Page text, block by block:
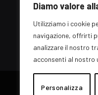
Diamo valore
Utilizziamo i cookie
navigazione, offrirti
analizzare il nostro
acconsenti al nostro
Personalizza
© 2026 EZ Rome